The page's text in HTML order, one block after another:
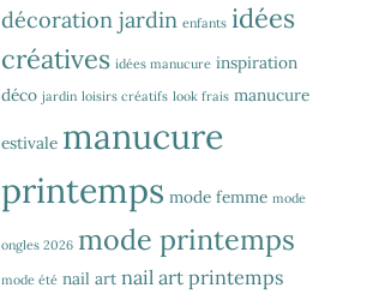
décoration jardin enfants idées
créatives idées manucure inspiration
déco jardin loisirs créatifs look frais manucure
estivale manucure
printemps mode femme mode
ongles 2026 mode printemps
mode été nail art nail art printemps